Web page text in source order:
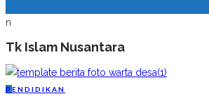
n
Tk Islam Nusantara
P ENDIDIKAN